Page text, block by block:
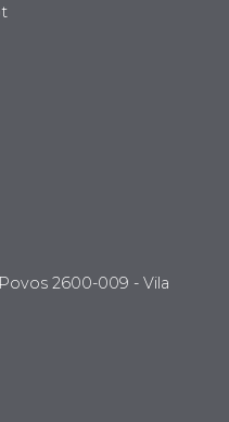
2600-009 - Vila